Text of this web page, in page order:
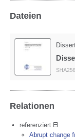
Dateien
Relationen
referenziert
Abrupt change